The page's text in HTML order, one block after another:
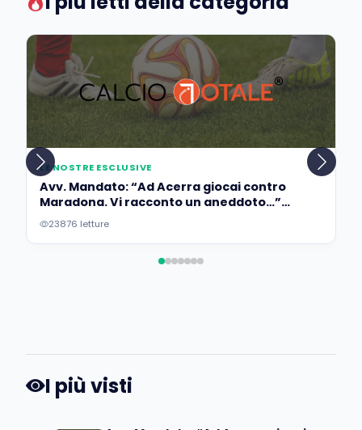
LE NOSTRE ESCLUSIVE
Avv. Mandato: “Ad Acerra giocai contro
Maradona. Vi racconto un aneddoto…”
(Esclusiva)
23876 letture
I più visti